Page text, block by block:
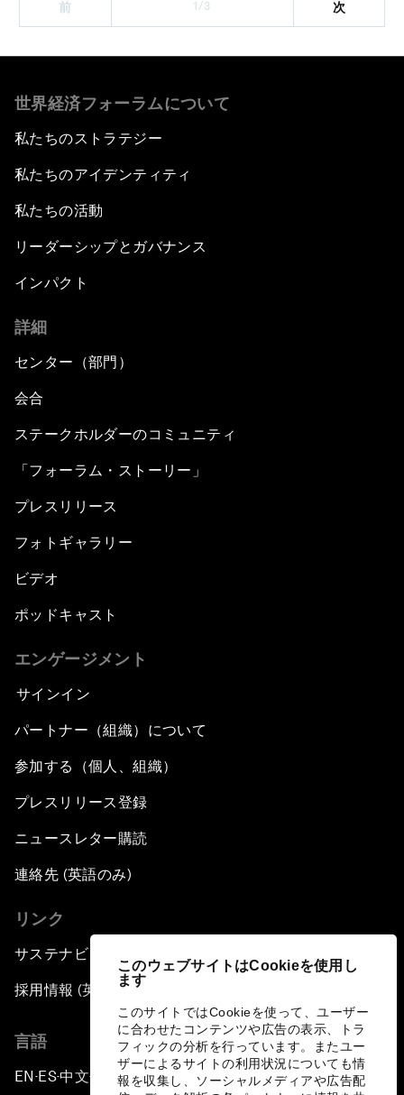
このウェブサイトはCookieを使用し
ます
このサイトではCookieを使って、ユーザー
に合わせたコンテンツや広告の表示、トラ
フィックの分析を行っています。またユー
ザーによるサイトの利用状況についても情
報を収集し、ソーシャルメディアや広告配
前 1/3 次
世界経済フォーラムについて
私たちのストラテジー
私たちのアイデンティティ
私たちの活動
リーダーシップとガバナンス
インパクト
詳細
センター（部門）
会合
ステークホルダーのコミュニティ
「フォーラム・ストーリー」
プレスリリース
フォトギャラリー
ビデオ
ポッドキャスト
エンゲージメント
サインイン
パートナー（組織）について
参加する（個人、組織）
プレスリリース登録
ニュースレター購読
連絡先 (英語のみ)
リンク
サステナビリティへの取り組み
採用情報 (英語のみ)
言語
EN ▪ES▪中文▪ 日本語